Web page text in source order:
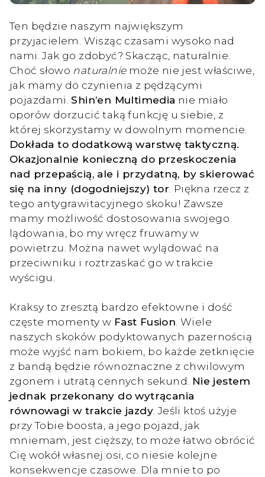
Ten będzie naszym największym
przyjacielem. Wisząc czasami wysoko nad
nami. Jak go zdobyć? Skacząc, naturalnie.
Choć słowo naturalnie może nie jest właściwe,
jak mamy do czynienia z pędzącymi
pojazdami.Shin’en Multimedia nie miało
oporów dorzucić taką funkcję u siebie, z
której skorzystamy w dowolnym momencie.
Dokłada to dodatkową warstwę taktyczną.
Okazjonalnie konieczną do przeskoczenia
nad przepaścią, ale i przydatną, by skierować
się na inny (dogodniejszy) tor . Piękna rzecz z
tego antygrawitacyjnego skoku! Zawsze
mamy możliwość dostosowania swojego
lądowania, bo my wręcz fruwamy w
powietrzu. Można nawet wylądować na
przeciwniku i roztrzaskać go w trakcie
wyścigu.
Kraksy to zresztą bardzo efektowne i dość
częste momenty w Fast Fusion . Wiele
naszych skoków podyktowanych pazernością
może wyjść nam bokiem, bo każde zetknięcie
z bandą będzie równoznaczne z chwilowym
zgonem i utratą cennych sekund. Nie jestem
jednak przekonany do wytrącania
równowagi w trakcie jazdy . Jeśli ktoś użyje
przy Tobie boosta, a jego pojazd, jak
mniemam, jest cięższy, to może łatwo obrócić
Cię wokół własnej osi, co niesie kolejne
konsekwencje czasowe. Dla mnie to po